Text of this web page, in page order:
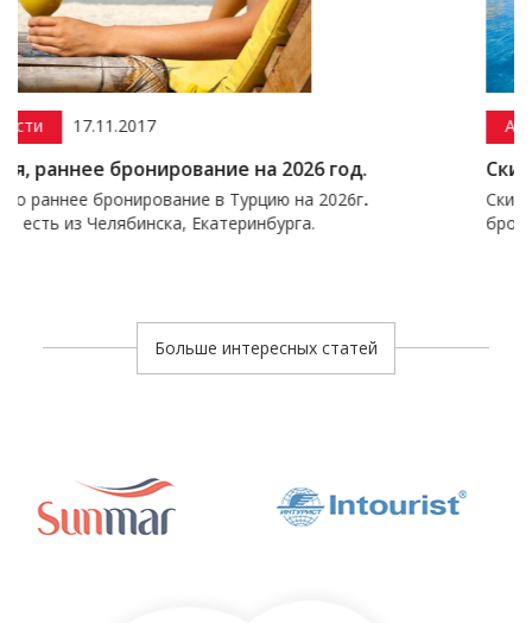
на 2026 год.
в Турцию на 2026г.
Екатеринбурга.
15.12.2016
Скидка до 50% на
Скидка на отели
бронирование до 50%
Больше интересных статей